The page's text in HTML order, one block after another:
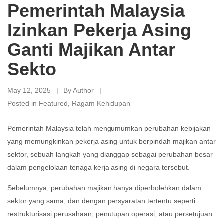
Pemerintah Malaysia
Izinkan Pekerja Asing
Ganti Majikan Antar
Sekto
May 12, 2025 ByAuthor
Posted in Featured Ragam Kehidupan
Pemerintah Malaysia telah mengumumkan perubahan kebijakan
yang memungkinkan pekerja asing untuk berpindah majikan antar
sektor, sebuah langkah yang dianggap sebagai perubahan besar
dalam pengelolaan tenaga kerja asing di negara tersebut.
Sebelumnya, perubahan majikan hanya diperbolehkan dalam
sektor yang sama, dan dengan persyaratan tertentu seperti
restrukturisasi perusahaan, penutupan operasi, atau persetujuan